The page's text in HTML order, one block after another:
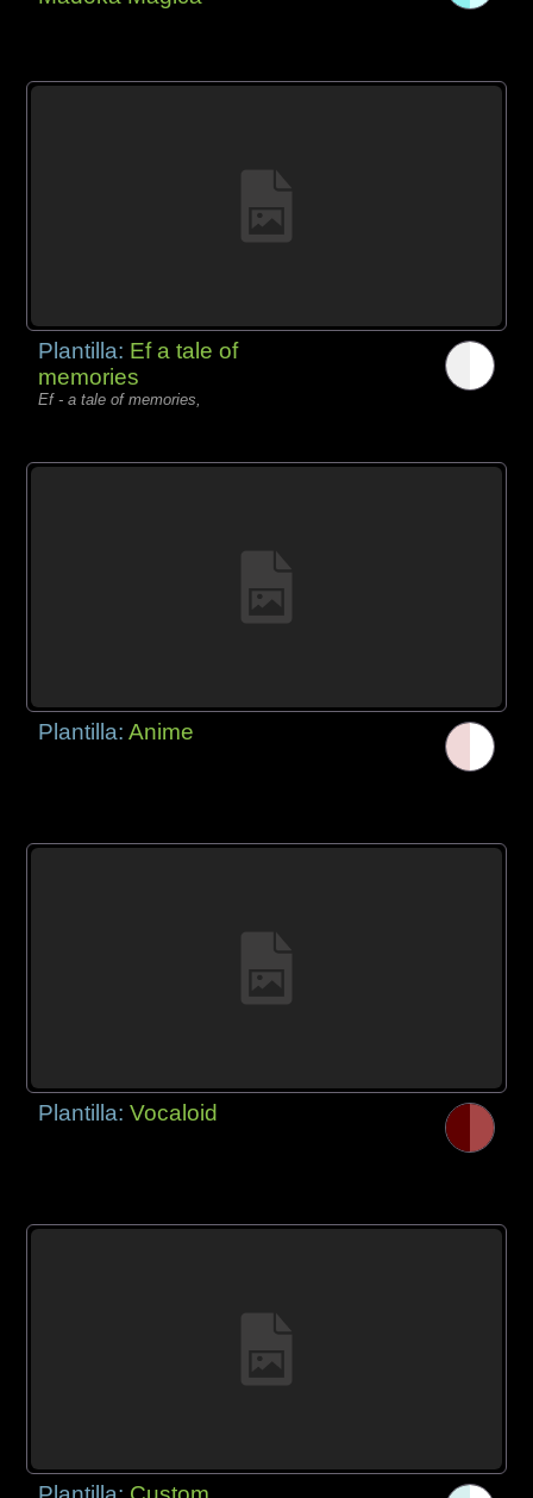
Plantilla: Ef a tale of
memories
Ef - a tale of memories,
Plantilla:Anime
Plantilla:Vocaloid